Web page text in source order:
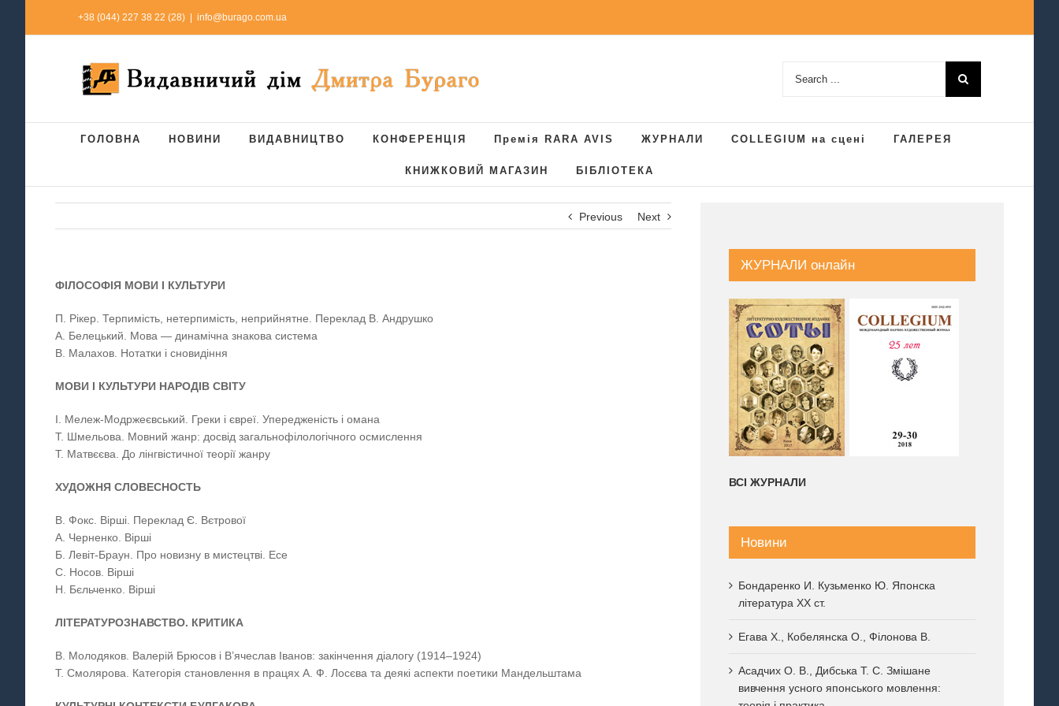
+38 (044) 227 38 22 (28) info@burago.com.ua
for:
ГОЛОВНА НОВИНИ ВИДАВНИЦТВО КОНФЕРЕНЦІЯ Премія RARA AVIS ЖУРНАЛИ COLLEGIUM на сцені ГАЛЕРЕЯ
КНИЖКОВИЙ МАГАЗИН БІБЛІОТЕКА
Previous Next
ФІЛОСОФІЯ МОВИ І КУЛЬТУРИ
П. Рікер. Терпимість, нетерпимість, неприйнятне. Переклад В. Андрушко
А. Белецький. Мова — динамічна знакова система
В. Малахов. Нотатки і сновидіння
МОВИ І КУЛЬТУРИ НАРОДІВ СВІТУ
І. Мележ-Модржеєвський. Греки і євреї. Упередженість і омана
Т. Шмельова. Мовний жанр: досвід загальнофілологічного осмислення
Т. Матвєєва. До лінгвістичної теорії жанру
ХУДОЖНЯ СЛОВЕСНОСТЬ
В. Фокс. Вірші. Переклад Є. Вєтрової
А. Черненко. Вірші
Б. Левіт-Браун. Про новизну в мистецтві. Есе
С. Носов. Вірші
Н. Бєльченко. Вірші
ЛІТЕРАТУРОЗНАВСТВО. КРИТИКА
В. Молодяков. Валерій Брюсов і В’ячеслав Іванов: закінчення діалогу (1914–1924)
Т. Смолярова. Категорія становлення в працях А. Ф. Лосєва та деякі аспекти поетики Мандельштама
ЖУРНАЛИ онлайн
ВСІ ЖУРНАЛИ
Новини
Бондаренко И. Кузьменко Ю. Японска
література XX ст.
Егава Х., Кобелянска О., Філонова В.
Асадчих О. В., Дибська Т. С. Змішане
вивчення усного японського мовлення: